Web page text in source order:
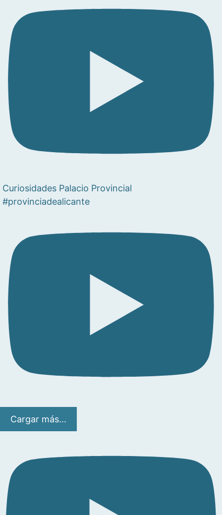
Curiosidades Palacio Provincial
#provinciadealicante
Cargar más...